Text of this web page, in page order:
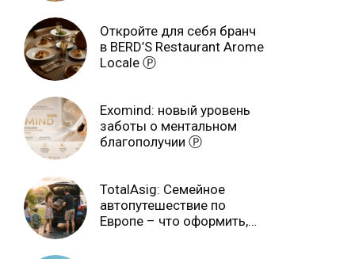
Откройте для себя бранч
в BERD’S Restaurant Arome
Locale Ⓟ
Exomind: новый уровень
заботы о ментальном
благополучии Ⓟ
TotalAsig: Семейное
автопутешествие по
Европе – что оформить,